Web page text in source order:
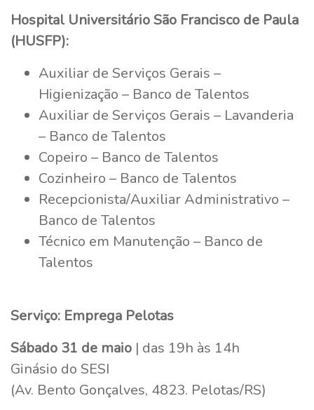
Hospital Universitário São Francisco de Paula
(HUSFP):
Auxiliar de Serviços Gerais –
Higienização – Banco de Talentos
Auxiliar de Serviços Gerais – Lavanderia
– Banco de Talentos
Copeiro – Banco de Talentos
Cozinheiro – Banco de Talentos
Recepcionista/Auxiliar Administrativo –
Banco de Talentos
Técnico em Manutenção – Banco de
Talentos
Serviço: Emprega Pelotas
Sábado 31 de maio | das 19h às 14h
Ginásio do SESI
(Av. Bento Gonçalves, 4823. Pelotas/RS)